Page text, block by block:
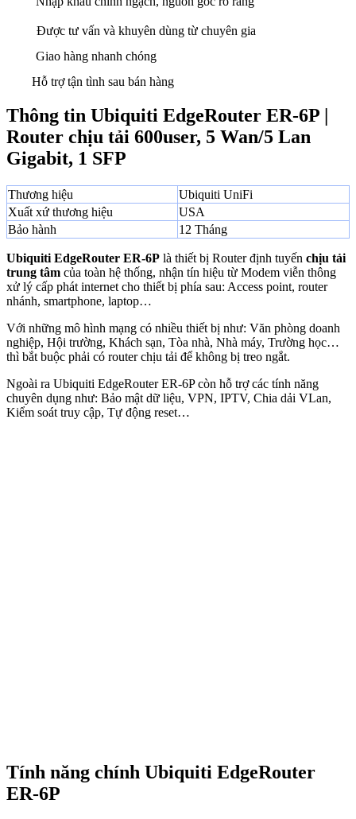
Được tư vấn và khuyên dùng từ chuyên gia
Giao hàng nhanh chóng
Hỗ trợ tận tình sau bán hàng
Thông tin Ubiquiti EdgeRouter ER-6P |
Router chịu tải 600user, 5 Wan/5 Lan
Gigabit, 1 SFP
Thương hiệu
Ubiquiti UniFi
Xuất xứ thương hiệu
USA
Bảo hành
12 Tháng
Ubiquiti EdgeRouter ER-6P là thiết bị Router định tuyến chịu tải
trung tâm của toàn hệ thống, nhận tín hiệu từ Modem viễn thông
xử lý cấp phát internet cho thiết bị phía sau: Access point, router
nhánh, smartphone, laptop…
Với những mô hình mạng có nhiều thiết bị như: Văn phòng doanh
nghiệp, Hội trường, Khách sạn, Tòa nhà, Nhà máy, Trường học…
thì bắt buộc phải có router chịu tải để không bị treo ngắt.
Ngoài ra Ubiquiti EdgeRouter ER-6P còn hỗ trợ các tính năng
chuyên dụng như: Bảo mật dữ liệu, VPN, IPTV, Chia dải VLan,
Kiểm soát truy cập, Tự động reset…
Tính năng chính Ubiquiti EdgeRouter
ER-6P